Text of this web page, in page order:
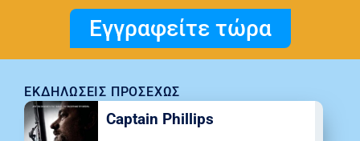
Εγγραφείτε τώρα
ΕΚΔΗΛΏΣΕΙΣ ΠΡΟΣΕΧΏΣ
Captain Phillips